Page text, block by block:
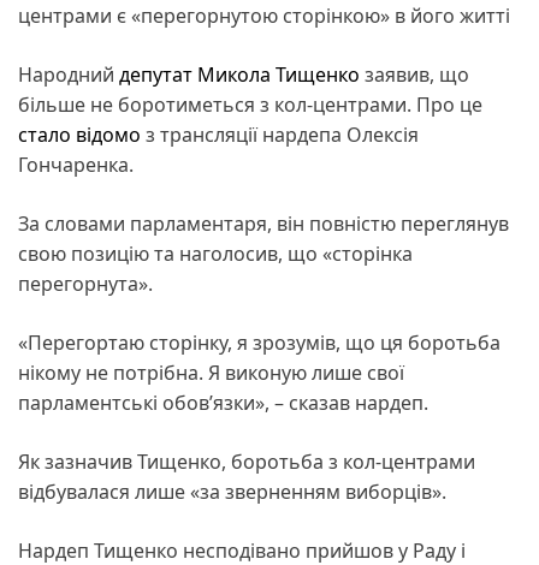
центрами є «перегорнутою сторінкою» в його житті
Народний депутат Микола Тищенко заявив, що
більше не боротиметься з кол-центрами. Про це
стало відомо з трансляції нардепа Олексія
Гончаренка.
За словами парламентаря, він повністю переглянув
свою позицію та наголосив, що «сторінка
перегорнута».
«Перегортаю сторінку, я зрозумів, що ця боротьба
нікому не потрібна. Я виконую лише свої
парламентські обов’язки», – сказав нардеп.
Як зазначив Тищенко, боротьба з кол-центрами
відбувалася лише «за зверненням виборців».
Нардеп Тищенко несподівано прийшов у Раду і